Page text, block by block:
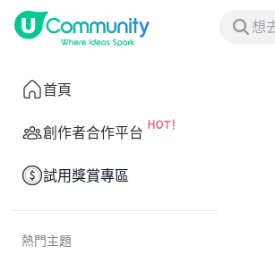
首頁
創作者合作平台
試用獎賞專區
熱門主題